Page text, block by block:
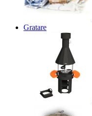
Gratare